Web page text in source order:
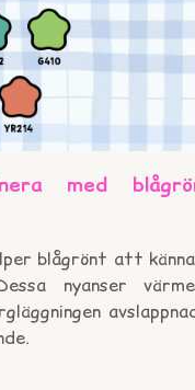
med
blågrönt att
nyanser